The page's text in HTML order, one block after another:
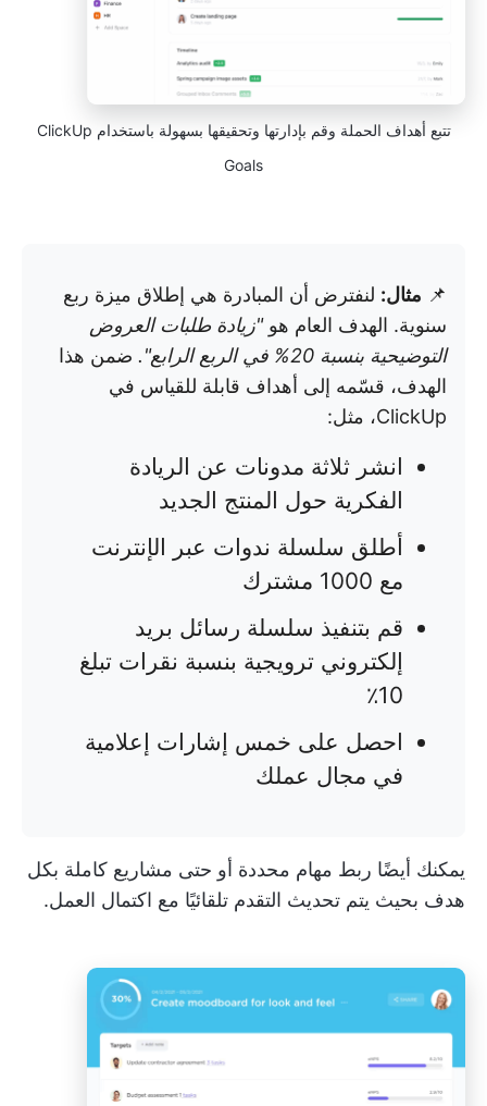
تتبع أهداف الحملة وقم بإدارتها وتحقيقها بسهولة باستخدام ClickUp
Goals
📌 مثال: لنفترض أن المبادرة هي إطلاق ميزة ربع
سنوية. الهدف العام هو"زيادة طلبات العروض
التوضيحية بنسبة 20% في الربع الرابع".
ضمن هذا
الهدف، قسّمه إلى أهداف قابلة للقياس في
ClickUp، مثل:
انشر ثلاثة مدونات عن الريادة
الفكرية حول المنتج الجديد
أطلق سلسلة ندوات عبر الإنترنت
مع 1000 مشترك
قم بتنفيذ سلسلة رسائل بريد
إلكتروني ترويجية بنسبة نقرات تبلغ
10٪
احصل على خمس إشارات إعلامية
في مجال عملك
يمكنك أيضًا ربط مهام محددة أو حتى مشاريع كاملة بكل
هدف بحيث يتم تحديث التقدم تلقائيًا مع اكتمال العمل.